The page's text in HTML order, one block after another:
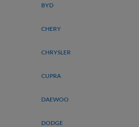
BYD
CHERY
CHRYSLER
CUPRA
DAEWOO
DODGE